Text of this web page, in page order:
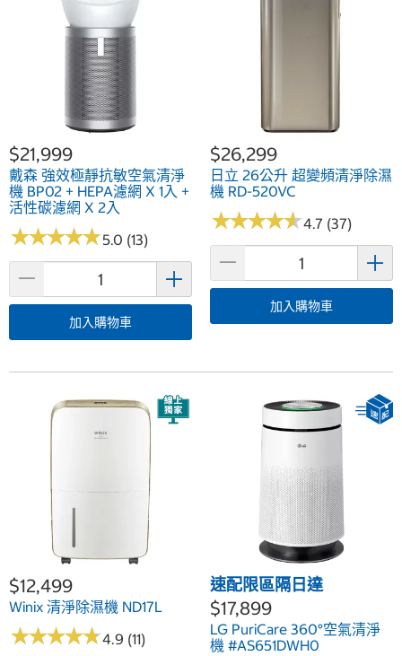
$21,999
戴森 強效極靜抗敏空氣清淨
機 BP02 + HEPA濾網 X 1入 +
活性碳濾網 X 2入
★★★★★
★★★★★5.0 (13)
加入購物車
$26,299
日立 26公升 超變頻清淨除濕
機 RD-520VC
★★★★★
★★★★★4.7 (37)
加入購物車
$12,499
Winix 清淨除濕機 ND17L
★★★★★
★★★★★4.9 (11)
速配限區隔日達
$17,899
LG PuriCare 360°空氣清淨
機 #AS651DWH0